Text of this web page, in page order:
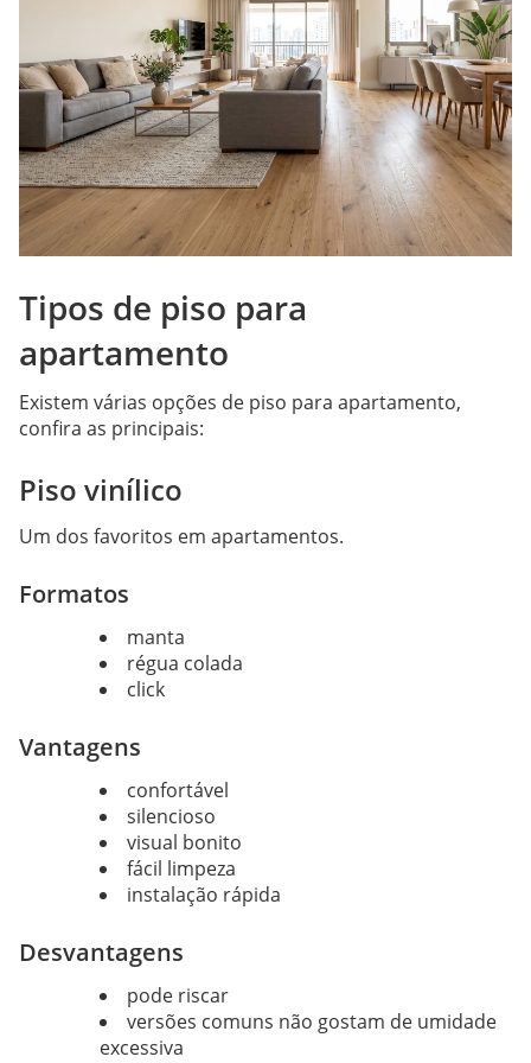
Tipos de piso para
apartamento
Existem várias opções de piso para apartamento,
confira as principais:
Piso vinílico
Um dos favoritos em apartamentos.
Formatos
manta
régua colada
click
Vantagens
confortável
silencioso
visual bonito
fácil limpeza
instalação rápida
Desvantagens
pode riscar
versões comuns não gostam de umidade
excessiva